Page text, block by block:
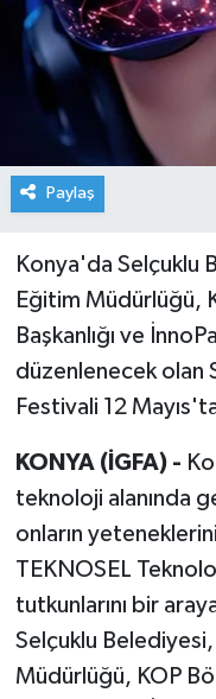
Paylaş
Konya'da Selçuklu
Eğitim Müdürlüğü,
Başkanlığı ve
düzenlenecek olan
Festivali 12
KONYA (İGFA) -
teknoloji alanında
onların
TEKNOSEL
tutkunlarını bir
Selçuklu
Müdürlüğü, KOP